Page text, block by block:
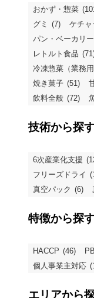
おかず・惣菜
グミ
(7) ケチャ
パン・ベーカリー
レトルト食品
冷凍惣菜（業務用
焼き菓子 (51)
飲料全般 (72)
技術から探
6次産業化支援
フリーズドライ
真空パック (6)
特徴から探
HACCP (46)
個人事業主対応
エリアから